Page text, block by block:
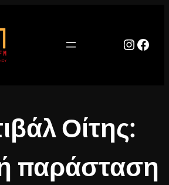
Οίτης:
παράσταση